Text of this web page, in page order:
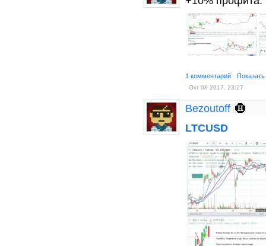
1 комментарий ·
Окт 08 2017, 23:27
Bezoutoff
LTCUSD